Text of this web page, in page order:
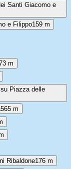
Santi Giacomo e
e Filippo159 m
m
Piazza delle
565 m
Ribaldone176 m